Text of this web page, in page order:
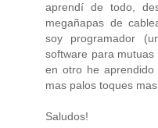
aprendí de todo,
megañapas de
soy programador
software para
en otro he
mas palos toques
Saludos!